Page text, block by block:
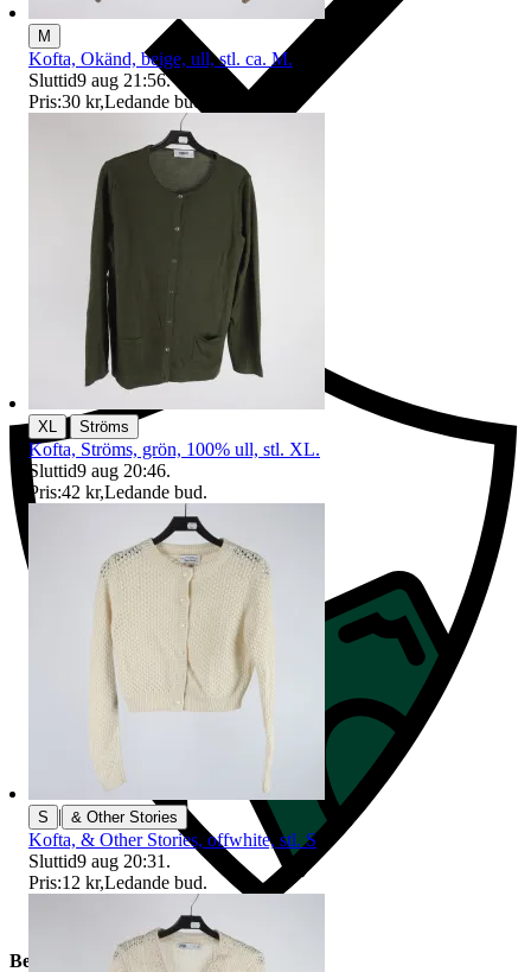
Ersättning om du inte får din vara
Beskrivning
M
Kofta, Okänd, beige, ull, stl. ca. M.
Sluttid9 aug 21:56.
Pris:30 kr,Ledande bud
XL Ströms
Kofta, Ströms, grön, 100% ull, stl. XL.
Sluttid9 aug 20:46.
Pris:42 kr,Ledande bud.
S | & Other Stories
Kofta, & Other Stories, offwhite, stl. S
Sluttid9 aug 20:31 .
Pris:12 kr,Ledande bud.